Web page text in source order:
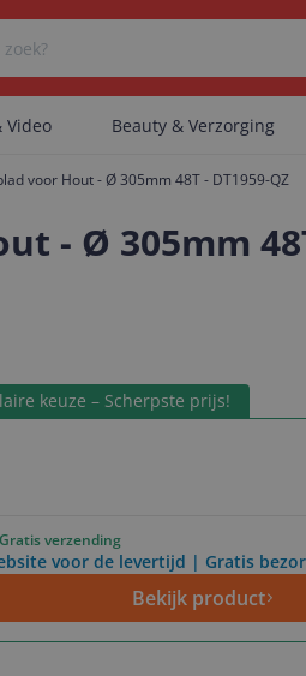
Er zijn geen artikelen
Video Beauty & Verzorging
voor Hout - Ø 305mm 48T - DT1959-QZ
- Ø 305mm
keuze – Scherpste prijs!
Gratis verzending
voor de levertijd | Gratis
Bekijk product